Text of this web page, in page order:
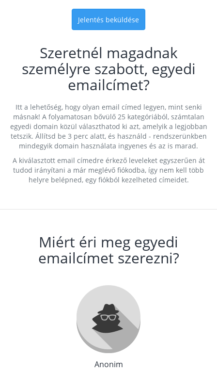
Jelentés beküldése
Szeretnél magadnak
személyre szabott, egyedi
emailcímet?
Itt a lehetőség, hogy olyan email címed legyen, mint senki
másnak! A folyamatosan bővülő 25 kategóriából, számtalan
egyedi domain közül választhatod ki azt, amelyik a legjobban
tetszik. Állítsd be 3 perc alatt, és használd - rendszerünkben
mindegyik domain használata ingyenes és az is marad.
A kiválasztott email címedre érkező leveleket egyszerűen át
tudod irányítani a már meglévő fiókodba, így nem kell több
helyre belépned, egy fiókból kezelheted címeidet.
Miért éri meg egyedi
emailcímet szerezni?
Anonim